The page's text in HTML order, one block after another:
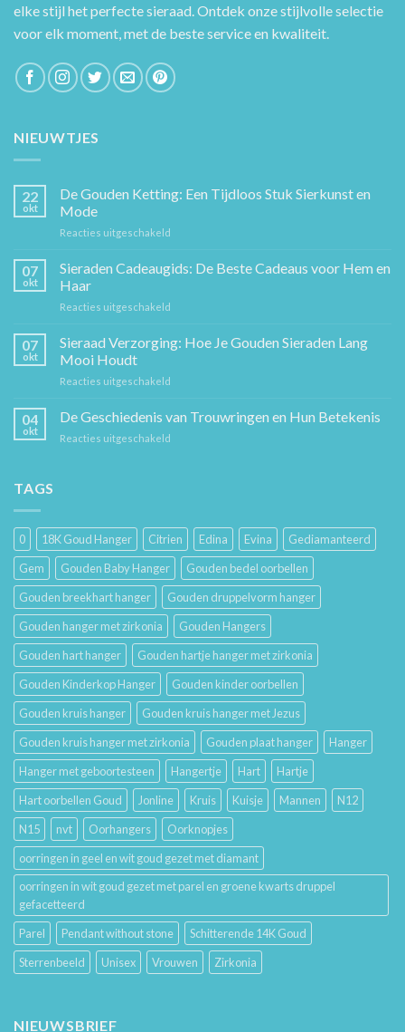
elke stijl het perfecte sieraad. Ontdek onze stijlvolle selectie
voor elk moment, met de beste service en kwaliteit.
NIEUWTJES
22
okt
De Gouden Ketting: Een Tijdloos Stuk Sierkunst en
Mode
Reacties uitgeschakeld
Gouden
Ketting:
Sierkunst
en
07
okt
Sieraden Cadeaugids: De Beste Cadeaus voor Hem en
Haar
Reacties uitgeschakeld
Cadeaugids:
De
Hem
07
okt
Sieraad Verzorging: Hoe Je Gouden Sieraden Lang
Mooi Houdt
Reacties uitgeschakeld
Verzorging:
Hoe
04
okt
De Geschiedenis van Trouwringen en Hun Betekenis
Reacties uitgeschakeld
Hun
Betekenis
TAGS
0 18K Goud Hanger Citrien Edina Evina
Gediamanteerd
Gem
Gouden Baby Hanger
Gouden bedel oorbellen
Gouden breekhart hanger
Gouden druppelvorm hanger
Gouden hanger met zirkonia
Gouden Hangers
Gouden hart hanger
Gouden hartje hanger met zirkonia
Gouden Kinderkop Hanger
Gouden kinder oorbellen
Gouden kruis hanger
Gouden kruis hanger met Jezus
Gouden kruis hanger met zirkonia
Gouden plaat hanger
Hanger
Hanger met geboortesteen
Hangertje Hart
Hartje
Hart oorbellen Goud
Jonline Kruis Kuisje Mannen
N12
N15
nvt Oorhangers
Oorknopjes
oorringen in geel en wit goud gezet met diamant
oorringen in wit goud gezet met parel en groene kwarts druppel
gefacetteerd
Parel
Pendant without stone
Schitterende 14K Goud
Sterrenbeeld
Unisex Vrouwen Zirkonia
NIEUWSBRIEF